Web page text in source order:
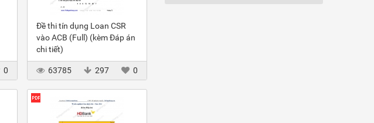
0
Đề thi tín dụng Loan CSR
vào ACB (Full) (kèm Đáp án
chi tiết)
63785 297 0